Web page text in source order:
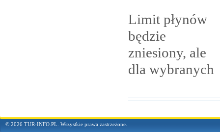
Limit płynów
będzie
zniesiony, ale
dla wybranych
© 2026 TUR-INFO.PL. Wszystkie prawa zastrzeżone.